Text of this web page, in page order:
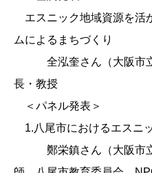
エスニック地域資源を活
ムによるまちづくり
全泓奎さん（大阪市立
長・教授
＜パネル発表＞
1.八尾市におけるエスニ
鄭栄鎮さん（大阪市立